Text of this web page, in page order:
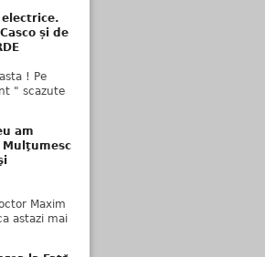
și de
! Pe
" scazute
am
Maxim
astazi mai